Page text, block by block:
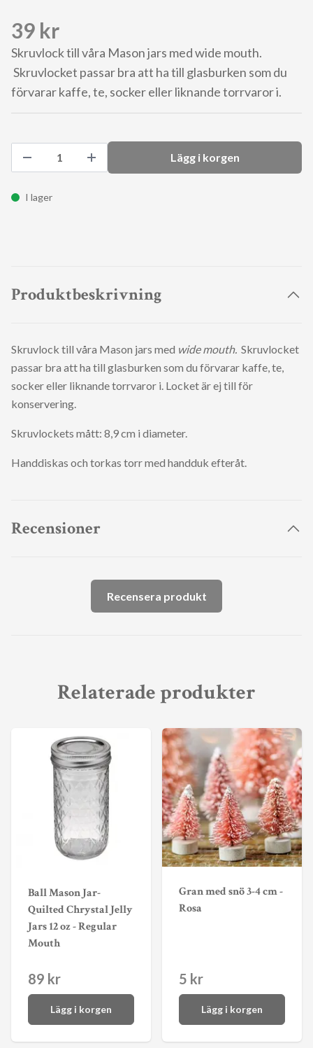
39 kr
Skruvlock till våra Mason jars med wide mouth.
Skruvlocket passar bra att ha till glasburken som du
förvarar kaffe, te, socker eller liknande torrvaror i.
Lägg i korgen
I lager
Produktbeskrivning
Skruvlock till våra Mason jars med wide mouth. Skruvlocket
passar bra att ha till glasburken som du förvarar kaffe, te,
socker eller liknande torrvaror i. Locket är ej till för
konservering.
Skruvlockets mått: 8,9 cm i diameter.
Handdiskas och torkas torr med handduk efteråt.
Recensioner
Recensera produkt
Relaterade produkter
Ball Mason Jar-
Quilted Chrystal Jelly
Jars 12 oz - Regular
Mouth
89 kr
Lägg i korgen
Gran med snö 3-4 cm -
Rosa
5 kr
Lägg i korgen